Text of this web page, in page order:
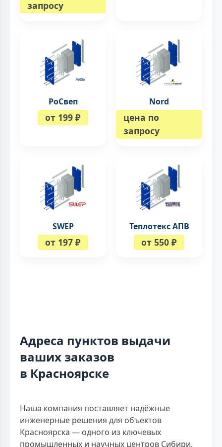
запросу
РоСвеп
от 199 ₽
Nord
цена по
запросу
SWEP
от 197 ₽
Теплотекс АПВ
от 550 ₽
Адреса пунктов выдачи
ваших заказов
в Красноярске
Наша компания поставляет надёжные
инженерные решения для объектов
Красноярска — одного из ключевых
промышленных и научных центров Сибири,